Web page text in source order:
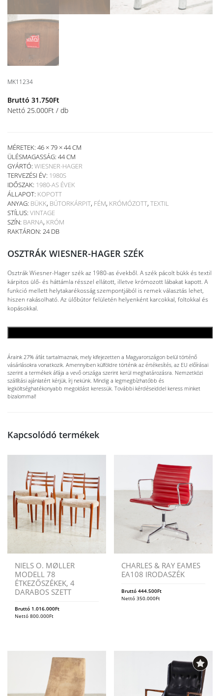
MK11234
Bruttó 31.750Ft
Nettó 25.000Ft / db
MÉRETEK: 46 × 79 × 44 CM
ÜLÉSMAGASSÁG: 44 CM
GYÁRTÓ: WIESNER-HAGER
TERVEZÉSI ÉV: 1980S
IDŐSZAK: 1980-AS ÉVEK
ÁLLAPOT: KOPOTT
ANYAG: BÜKK, BÚTORKÁRPIT, FÉM, KRÓMÓZOTT, TEXTIL
STÍLUS: VINTAGE
SZÍN: BARNA, KRÓM
RAKTÁRON: 24 DB
OSZTRÁK WIESNER-HAGER SZÉK
Osztrák Wiesner-Hager szék az 1980-as évekből. A szék pácolt bükk és textil
kárpitos ülő- és háttámla résszel ellátott, illetve krómozott lábakat kapott. A
funkció mellett helytakarékosság szempontjából is remek választás lehet,
hiszen rakásolható. Az ülőbútor felületén helyenként karcokkal, foltokkal és
kopásokkal.
Áraink 27% áfát tartalmaznak, mely kifejezetten a Magyarországon belül történő
vásárlásokra vonatkozik. Amennyiben külföldre történik az értékesítés, az EU előírásai
szerint a termékek áfája a vevő országa szerint kerül meghatározásra. Nemzetközi
szállítási ajánlatért kérjük, írj nekünk. Mindig a legmegbízhatóbb és
legköltséghatékonyabb megoldást keressük. További kérdéseiddel keress minket
bizalommal!
Kapcsolódó termékek
NIELS O. MØLLER
MODELL 78
ÉTKEZŐSZÉKEK, 4
DARABOS SZETT
Bruttó 1.016.000Ft
Nettó 800.000Ft
CHARLES & RAY EAMES
EA108 IRODASZÉK
Bruttó444.500Ft
Nettó350.000Ft